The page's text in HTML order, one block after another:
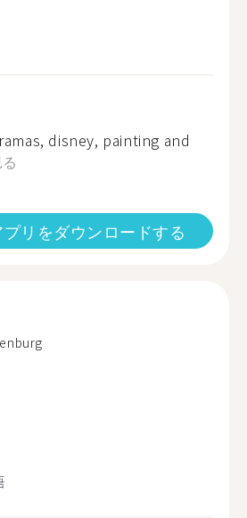
disney, painting and
プリをダウンロードする